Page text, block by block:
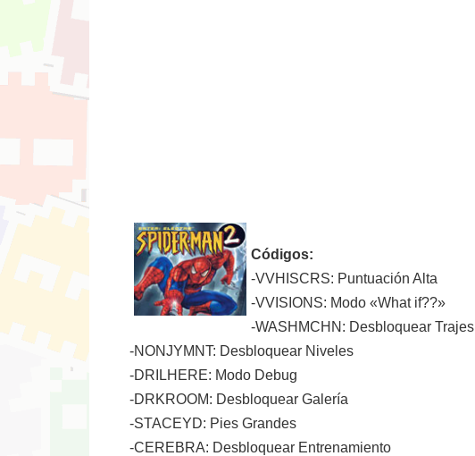
Códigos:
-VVHISCRS: Puntuación Alta
-VVISIONS: Modo «What if??»
-WASHMCHN: Desbloquear Trajes
-NONJYMNT: Desbloquear Niveles
-DRILHERE: Modo Debug
-DRKROOM: Desbloquear Galería
-STACEYD: Pies Grandes
-CEREBRA: Desbloquear Entrenamiento